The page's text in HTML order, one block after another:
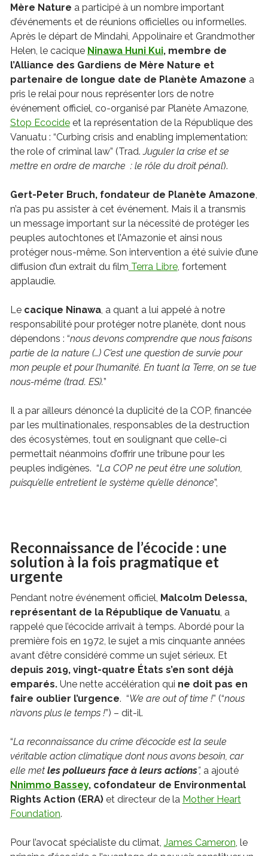
Mère Nature a participé à un nombre important
d’événements et de réunions officielles ou informelles.
Après le départ de Mindahi, Appolinaire et Grandmother
Helen, le cacique Ninawa Huni Kui, membre de
l’Alliance des Gardiens de Mère Nature et
partenaire de longue date de Planète Amazone a
pris le relai pour nous représenter lors de notre
événement officiel, co-organisé par Planète Amazone,
Stop Ecocideet la représentation de la République des
Vanuatu : “Curbing crisis and enabling implementation:
the role of criminal law” (Trad.Juguler la crise et se
mettre en ordre de marche : le rôle du droit pénal).
Gert-Peter Bruch, fondateur de Planète Amazone,
n’a pas pu assister à cet événement. Mais il a transmis
un message important sur la nécessité de protéger les
peuples autochtones et l’Amazonie et ainsi nous
protéger nous-même. Son intervention a été suivie d’une
diffusion d’un extrait du film Terra Libre, fortement
applaudie.
Le cacique Ninawa, a quant a lui appelé à notre
responsabilité pour protéger notre planète, dont nous
dépendons : “nous devons comprendre que nous faisons
partie de la nature (…) C’est une question de survie pour
mon peuple et pour l’humanité. En tuant la Terre, on se tue
nous-même (trad. ES).”
Il a par ailleurs dénoncé la duplicité de la COP, financée
par les multinationales, responsables de la destruction
des écosystèmes, tout en soulignant que celle-ci
permettait néanmoins d’offrir une tribune pour les
peuples indigènes. “La COP ne peut être une solution,
puisqu’elle entretient le système qu’elle dénonce”,
Reconnaissance de l’écocide : une
solution à la fois pragmatique et
urgente
Pendant notre événement officiel, Malcolm Delessa,
représentant de la République de Vanuatu, a
rappelé que l’écocide arrivait à temps. Abordé pour la
première fois en 1972, le sujet a mis cinquante années
avant d’être considéré comme un sujet sérieux. Et
depuis 2019, vingt-quatre États s’en sont déjà
emparés.Une nette accélération qui ne doit pas en
faire oublier l’urgence. “We are out of time !” (“nous
n’avons plus le temps !”) – dit-il.
“La reconnaissance du crime d’écocide est la seule
véritable action climatique dont nous avons besoin, car
elle metles pollueurs face à leurs actions”, a ajouté
Nnimmo Bassey, cofondateur de Environmental
Rights Action (ERA)et directeur de la Mother Heart
Foundation.
Pour l’avocat spécialiste du climat, James Cameron, le